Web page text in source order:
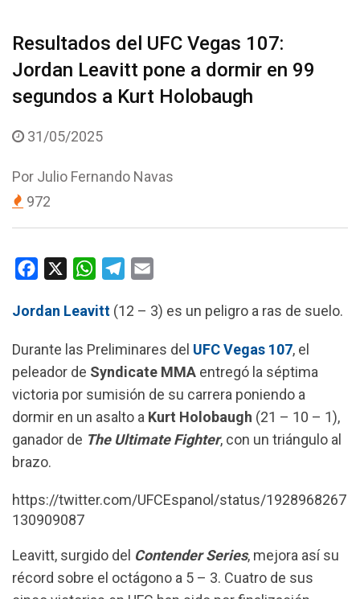
Resultados del UFC Vegas 107:
Jordan Leavitt pone a dormir en 99
segundos a Kurt Holobaugh
31/05/2025
Por Julio Fernando Navas
972
c
b
o
o
k
W
a
s
A
p
p
l
g
r
a
m
a
l
Jordan Leavitt (12 – 3) es un peligro a ras de suelo.
Durante las Preliminares del UFC Vegas 107, el
peleador de Syndicate MMA entregó la séptima
victoria por sumisión de su carrera poniendo a
dormir en un asalto a Kurt Holobaugh (21 – 10 – 1),
ganador de The Ultimate Fighter, con un triángulo al
brazo.
https://twitter.com/UFCEspanol/status/1928968267
130909087
Leavitt, surgido del Contender Series, mejora así su
récord sobre el octágono a 5 – 3. Cuatro de sus